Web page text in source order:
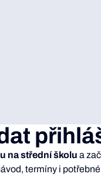
na střední školu a
termíny i